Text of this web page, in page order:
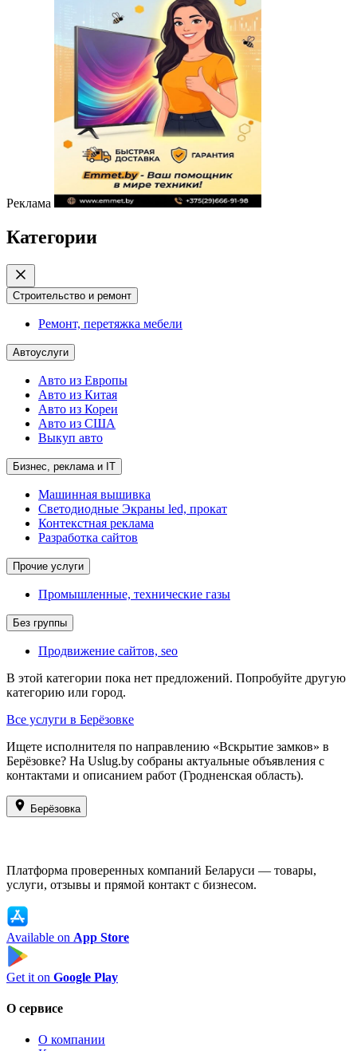
Реклама
Категории
Строительство и ремонт
Ремонт, перетяжка мебели
Автоуслуги
Авто из Европы
Авто из Китая
Авто из Кореи
Авто из США
Выкуп авто
Бизнес, реклама и IT
Машинная вышивка
Светодиодные Экраны led, прокат
Контекстная реклама
Разработка сайтов
Прочие услуги
Промышленные, технические газы
Без группы
Продвижение сайтов, seo
В этой категории пока нет предложений. Попробуйте другую
категорию или город.
Все услуги в Берёзовке
Ищете исполнителя по направлению «Вскрытие замков» в
Берёзовке? На Uslug.by собраны актуальные объявления с
контактами и описанием работ (Гродненская область).
Берёзовка
Платформа проверенных компаний Беларуси — товары,
услуги, отзывы и прямой контакт с бизнесом.
Available on App Store
Get it on Google Play
О сервисе
О компании